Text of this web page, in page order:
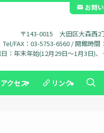
クセス リンク
お問
〒143-0015 大田区大森西2
Tel/FAX：03-5753-6560 / 開館時間
：年末年始(12月29日～1月3日)